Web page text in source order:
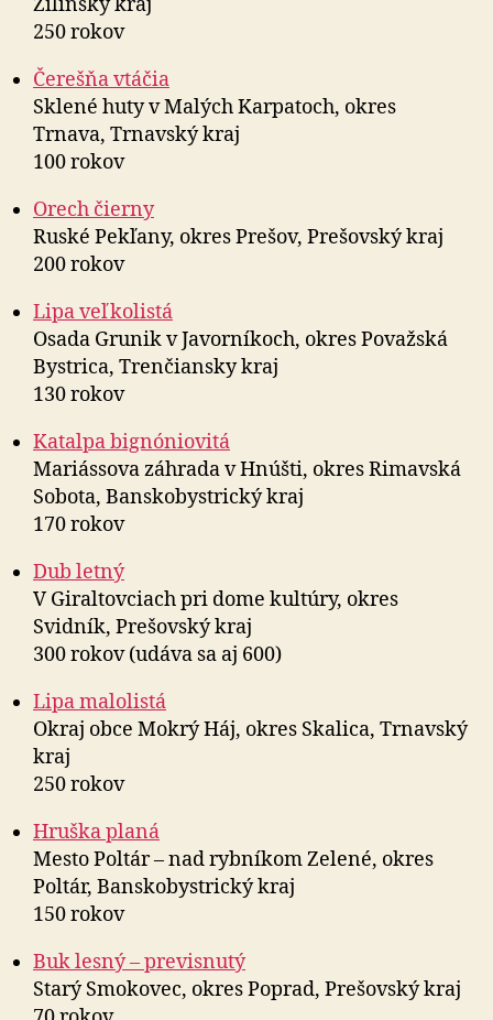
250 rokov
Čerešňa vtáčia
Sklené huty v Malých Karpatoch, okres
Trnava, Trnavský kraj
100 rokov
Orech čierny
Ruské Pekľany, okres Prešov, Prešovský kraj
200 rokov
Lipa veľkolistá
Osada Grunik v Javorníkoch, okres Považská
Bystrica, Trenčiansky kraj
130 rokov
Katalpa bignóniovitá
Mariássova záhrada v Hnúšti, okres Rimavská
Sobota, Banskobystrický kraj
170 rokov
Dub letný
V Giraltovciach pri dome kultúry, okres
Svidník, Prešovský kraj
300 rokov (udáva sa aj 600)
Lipa malolistá
Okraj obce Mokrý Háj, okres Skalica, Trnavský
kraj
250 rokov
Hruška planá
Mesto Poltár – nad rybníkom Zelené, okres
Poltár, Banskobystrický kraj
150 rokov
Buk lesný – previsnutý
Starý Smokovec, okres Poprad, Prešovský kraj